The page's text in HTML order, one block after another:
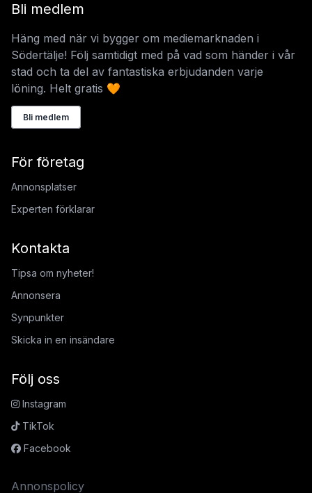
Bli medlem
Häng med när vi bygger om mediemarknaden i
Södertälje! Följ samtidigt med på vad som händer i vår
stad och ta del av fantastiska erbjudanden varje
löning. Helt gratis 🧡
Bli medlem
För företag
Annonsplatser
Experten förklarar
Kontakta
Tipsa om nyheter!
Annonsera
Synpunkter
Skicka in en insändare
Följ oss
Instagram
TikTok
Facebook
Annonspolicy